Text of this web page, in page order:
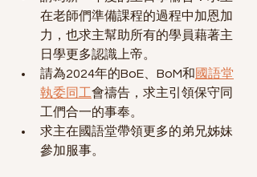
在老師們準備課程的過程中加恩加
力，也求主幫助所有的學員藉著主
日學更多認識上帝。
請為2024年的BoE、BoM和 國語堂
執委同工 會禱告，求主引領保守同
工們合一的事奉。
求主在國語堂帶領更多的弟兄姊妹
參加服事。